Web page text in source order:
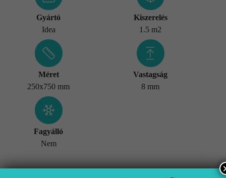
Gyártó
Idea
Kiszerelés
1.5 m2
Méret
250x750 mm
Vastagság
8 mm
Fagyálló
Nem